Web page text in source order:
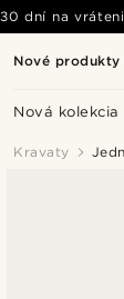
Nové produkty
Nová kolekcia
30 dní na
Kravaty